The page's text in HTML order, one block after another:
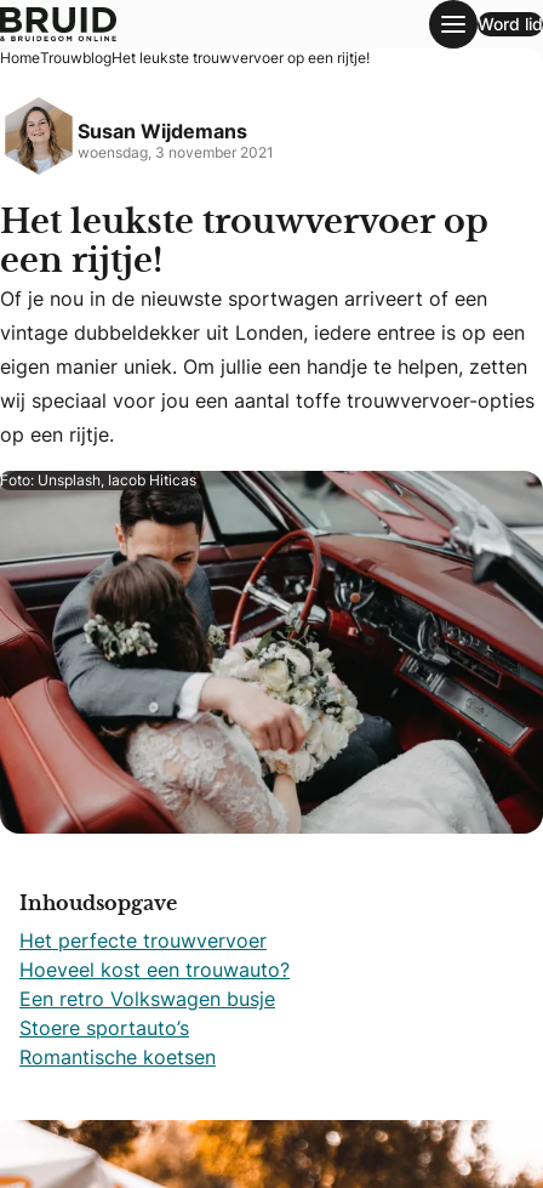
Het leukste trouwvervoer op een rijtje!
Word lid
HomeTrouwblogHet leukste trouwvervoer op een rijtje!
Susan Wijdemans
woensdag, 3 november 2021
Het leukste trouwvervoer op
een rijtje!
Of je nou in de nieuwste sportwagen arriveert of een
Of je nou in de nieuwste sportwagen arriveert of een
vintage dubbeldekker uit Londen, iedere entree is op een
eigen manier uniek. Om jullie een handje te helpen, zetten
wij speciaal voor jou een aantal toffe trouwvervoer-opties
op een rijtje.
Foto: Unsplash, Iacob Hiticas
Inhoudsopgave
Het perfecte trouwvervoer
Hoeveel kost een trouwauto?
Een retro Volkswagen busje
Stoere sportauto’s
Romantische koetsen